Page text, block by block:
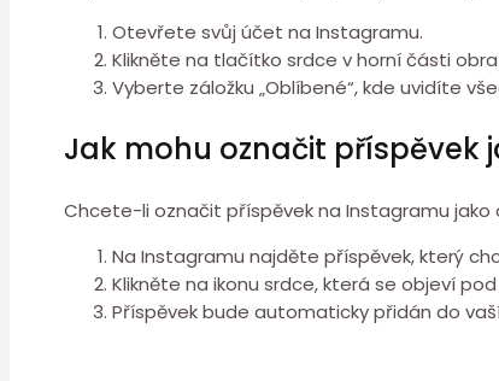
Otevřete svůj účet na Instagramu.
Klikněte na tlačítko srdce v horní části
Vyberte záložku „Oblíbené“, kde uvidíte
Jak mohu označit
Chcete-li označit příspěvek na Instagramu
Na Instagramu najděte příspěvek, který
Klikněte na ikonu srdce, která se objeví
Příspěvek bude automaticky přidán do